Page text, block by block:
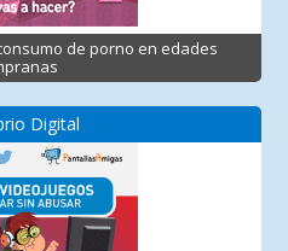
de porno en edades
Digital